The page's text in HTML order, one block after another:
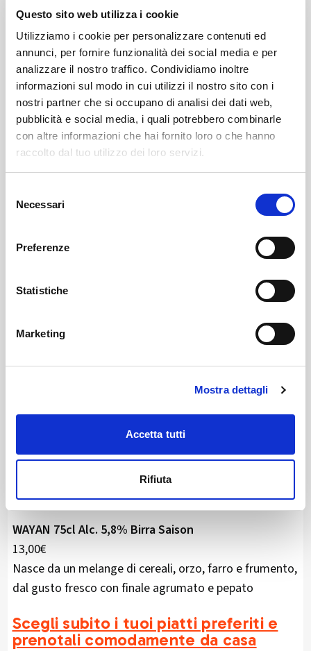
Questo sito web utilizza i cookie
Utilizziamo i cookie per personalizzare contenuti ed
annunci, per fornire funzionalità dei social media e per
analizzare il nostro traffico. Condividiamo inoltre
informazioni sul modo in cui utilizzi il nostro sito con i
nostri partner che si occupano di analisi dei dati web,
pubblicità e social media, i quali potrebbero combinarle
con altre informazioni che hai fornito loro o che hanno
raccolto dal tuo utilizzo dei loro servizi.
delNecessari
Preferenze
Statistiche
Marketing
Mostra dettagli
Accetta tutti
Rifiuta
COCA-COLA
2,50€
In bottiglia da 33cl
COCA-COLA ZERO
2,50€
In bottiglia da 33cl
Birra bianca di colore torbido con profumi di albicocca
e agrumi.
13,00€
Birra bionda creata con materie prime tutte italiane,
consigliata per piatti leggeri.
SUPER 75cl Alc. 8,0% vol Birra Ambrata doppio malto
Birra ambrata dal sapore intenso ricorda frutti
tropicali, banana e marzapane.
WAYAN 75cl Alc. 5,8% Birra Saison
13,00€
Nasce da un melange di cereali, orzo, farro e frumento,
dal gusto fresco con finale agrumato e pepato
Scegli subito i tuoi piatti preferiti e
prenotali comodamente da casa